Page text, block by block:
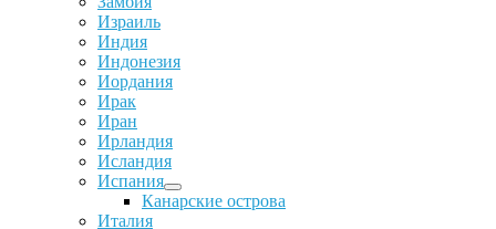
Израиль
Индия
Индонезия
Иордания
Ирак
Иран
Ирландия
Исландия
Испания
Канарские острова
Италия